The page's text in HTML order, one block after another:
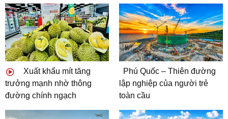
Xuất khẩu mít tăng
trưởng mạnh nhờ thông
đường chính ngạch
Phú Quốc – Thiên đường
lập nghiệp của người trẻ
toàn cầu